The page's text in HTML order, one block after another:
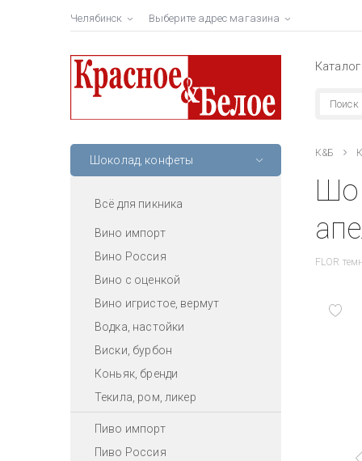
Челябинск Выберите адрес магазина
Каталог
Шоколад, конфеты
Всё для пикника
Вино импорт
Вино Россия
Вино с оценкой
Вино игристое, вермут
Водка, настойки
Виски, бурбон
Коньяк, бренди
Текила, ром, ликер
Пиво импорт
Пиво Россия
К&Б
FLOR